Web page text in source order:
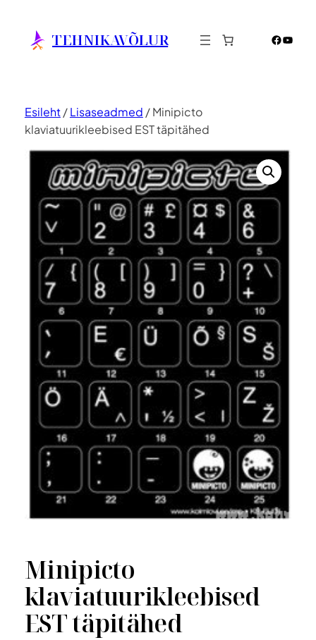
juurde
TEHNIKAVÕLUR
Esileht/Lisaseadmed / Minipicto
klaviatuurikleebised EST täpitähed
Minipicto
klaviatuurikleebised
EST täpitähed